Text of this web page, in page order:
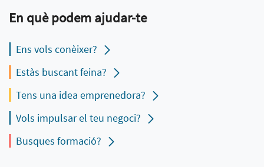
En què podem ajudar-te
Ens vols conèixer?
Estàs buscant feina?
Tens una idea emprenedora?
Vols impulsar el teu negoci?
Busques formació?